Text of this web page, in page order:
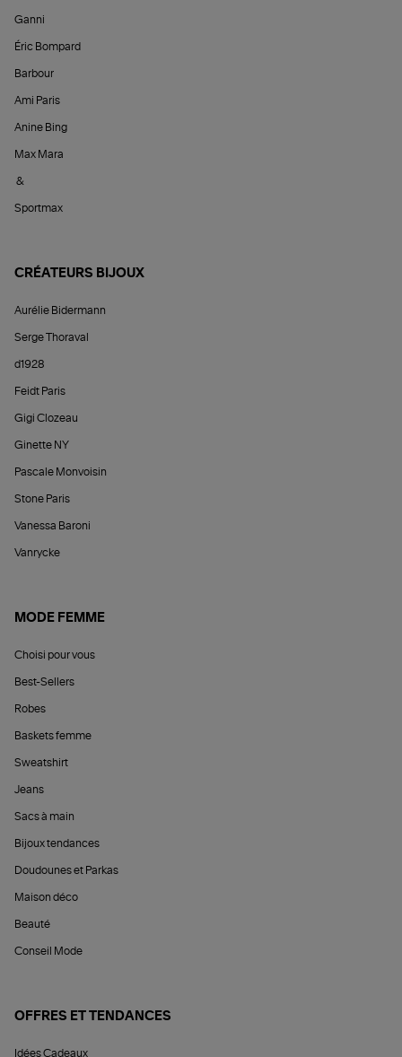
Ganni
Éric Bompard
Barbour
Ami Paris
Anine Bing
Max Mara
&
Sportmax
CRÉATEURS BIJOUX
Aurélie Bidermann
Serge Thoraval
d1928
Feidt Paris
Gigi Clozeau
Ginette NY
Pascale Monvoisin
Stone Paris
Vanessa Baroni
Vanrycke
MODE FEMME
Choisi pour vous
Best-Sellers
Robes
Baskets femme
Sweatshirt
Jeans
Sacs à main
Bijoux tendances
Doudounes et Parkas
Maison déco
Beauté
Conseil Mode
OFFRES ET TENDANCES
Idées Cadeaux